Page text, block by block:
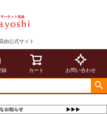
由公式サイト
録 カート お問い合わせ